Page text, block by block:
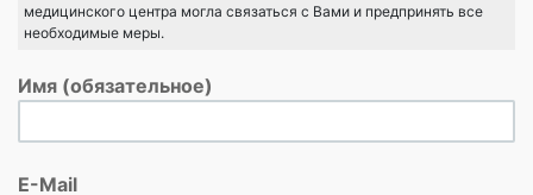
медицинского центра могла связаться с Вами и предпринять все
необходимые меры.
Имя (обязательное)
E-Mail